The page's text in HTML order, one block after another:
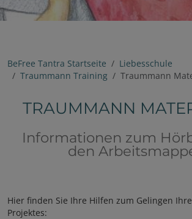
BeFree Tantra Startseite
Liebesschule
Traummann Training
Traummann
TRAUMMANN
Informationen zum
den
Hier finden Sie Ihre Hilfen zum Gelingen
Projektes: